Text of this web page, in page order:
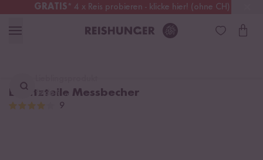
GRATIS* 4 x Reis probieren - klicke hier! (ohne CH)
Österreich Kostenloser Versand
finden ...
Ersatzteile Messbecher
9